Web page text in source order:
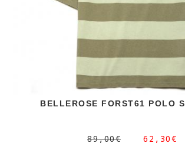
BELLEROSE FORST61 POLO
89,00€ 62,30€